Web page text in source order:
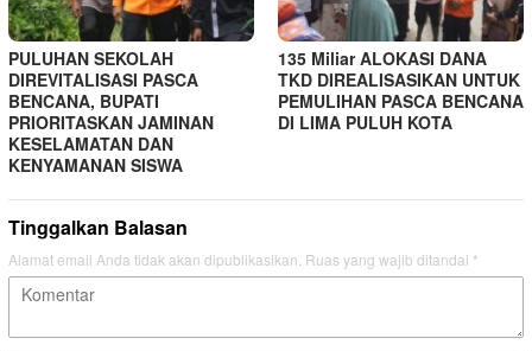
PULUHAN SEKOLAH
DIREVITALISASI PASCA
BENCANA, BUPATI
PRIORITASKAN JAMINAN
KESELAMATAN DAN
KENYAMANAN SISWA
135 Miliar ALOKASI DANA
TKD DIREALISASIKAN UNTUK
PEMULIHAN PASCA BENCANA
DI LIMA PULUH KOTA
Tinggalkan Balasan
Alamat email Anda tidak akan dipublikasikan. Ruas yang wajib ditandai *